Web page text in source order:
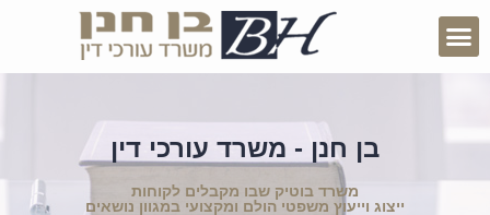
בן חנן - משרד עורכי דין
משרד בוטיק שבו מקבלים לקוחות
ייצוג וייעוץ משפטי הולם ומקצועי במגוון נושאים